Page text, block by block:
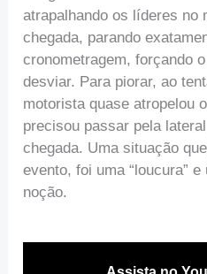
atrapalhando os líderes no
chegada, parando
cronometragem, forçando
desviar. Para piorar, ao
motorista quase atropelou
precisou passar pela
chegada. Uma situação
evento, foi uma “loucura”
noção.